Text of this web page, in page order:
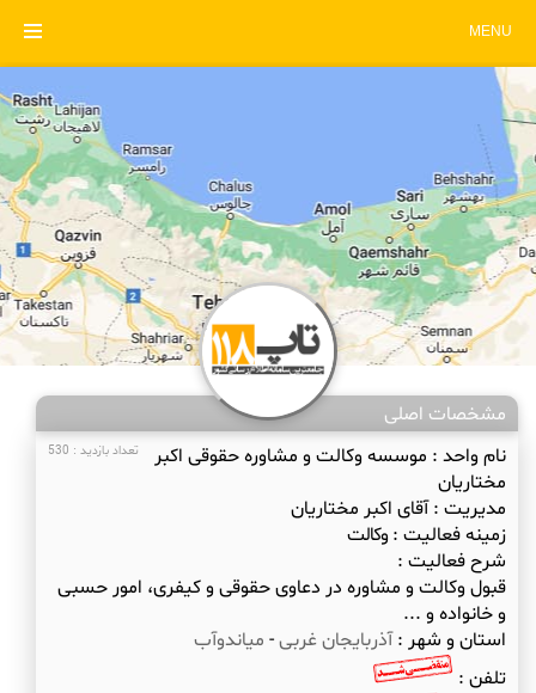
MENU
مشخصات اصلی
تعداد بازدید : 530 نام واحد : موسسه وکالت و مشاوره حقوقی اکبر
مختاریان
مدیریت :آقای اکبر مختاریان
زمینه فعالیت :وکالت
شرح فعالیت :
قبول وکالت و مشاوره در دعاوی حقوقی و کیفری، امور حسبی
و خانواده و ...
استان و شهر :آذربایجان غربی- میاندوآب
تلفن :